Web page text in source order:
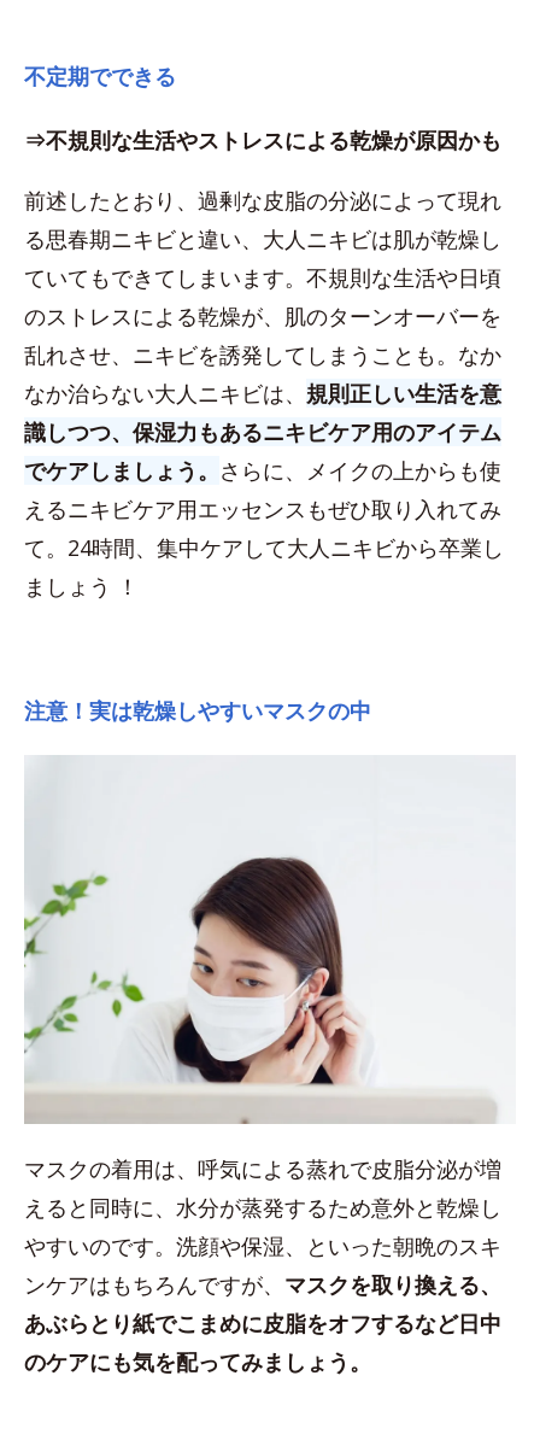
不定期でできる
⇒不規則な生活やストレスによる乾燥が原因かも
前述したとおり、過剰な皮脂の分泌によって現れ
る思春期ニキビと違い、大人ニキビは肌が乾燥し
ていてもできてしまいます。不規則な生活や日頃
のストレスによる乾燥が、肌のターンオーバーを
乱れさせ、ニキビを誘発してしまうことも。なか
なか治らない大人ニキビは、 規則正しい生活を意
識しつつ、保湿力もあるニキビケア用のアイテム
でケアしましょう。 さらに、メイクの上からも使
えるニキビケア用エッセンスもぜひ取り入れてみ
て。24時間、集中ケアして大人ニキビから卒業し
ましょう ！
注意！実は乾燥しやすいマスクの中
マスクの着用は、呼気による蒸れで皮脂分泌が増
えると同時に、水分が蒸発するため意外と乾燥し
やすいのです。洗顔や保湿、といった朝晩のスキ
ンケアはもちろんですが、 マスクを取り換える、
あぶらとり紙でこまめに皮脂をオフするなど日中
のケアにも気を配ってみましょう。